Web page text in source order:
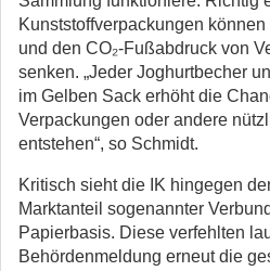
Kunststoffverpackungen
und den CO₂-Fußabdruck von
senken. „Jeder Joghurtbecher
im Gelben Sack erhöht die
Verpackungen oder andere
entstehen“, so Schmidt.
Kritisch sieht die IK hingegen
Marktanteil sogenannter
Papierbasis. Diese verfehlten
Behördenmeldung erneut die